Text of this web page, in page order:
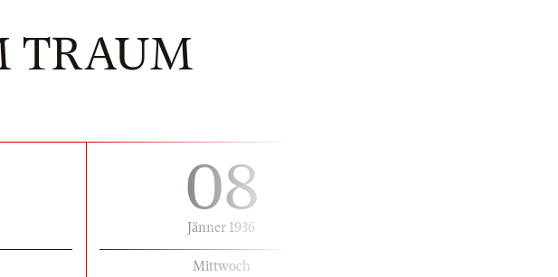
TRAUM
08
Jänner 1936
Mittwoch